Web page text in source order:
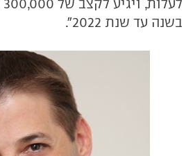
בשנה עד שנת 2022".